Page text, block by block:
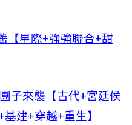
【星際+強強聯合+甜
子來襲【古代+宮廷侯
建+穿越+重生】